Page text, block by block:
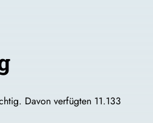
Davon verfügten 11.133